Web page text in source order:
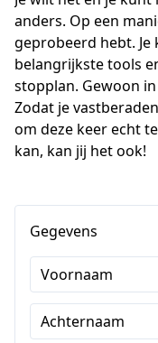
anders. Op een
geprobeerd hebt.
belangrijkste tools
stopplan. Gewoon
Zodat je
om deze keer echt
kan, kan jij het ook!
Gegevens
Voornaam
Achternaam